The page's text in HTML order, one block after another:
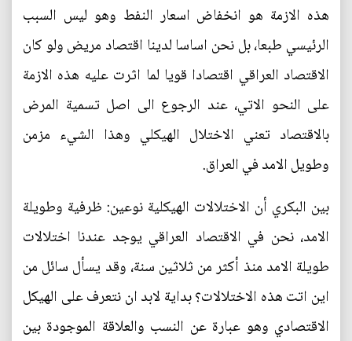
هذه الازمة هو انخفاض اسعار النفط وهو ليس السبب
الرئيسي طبعا، بل نحن اساسا لدينا اقتصاد مريض ولو كان
الاقتصاد العراقي اقتصادا قويا لما اثرت عليه هذه الازمة
على النحو الاتي، عند الرجوع الى اصل تسمية المرض
بالاقتصاد تعني الاختلال الهيكلي وهذا الشيء مزمن
وطويل الامد في العراق.
بين البكري أن الاختلالات الهيكلية نوعين: ظرفية وطويلة
الامد، نحن في الاقتصاد العراقي يوجد عندنا اختلالات
طويلة الامد منذ أكثر من ثلاثين سنة، وقد يسأل سائل من
اين اتت هذه الاختلالات؟ بداية لابد ان نتعرف على الهيكل
الاقتصادي وهو عبارة عن النسب والعلاقة الموجودة بين